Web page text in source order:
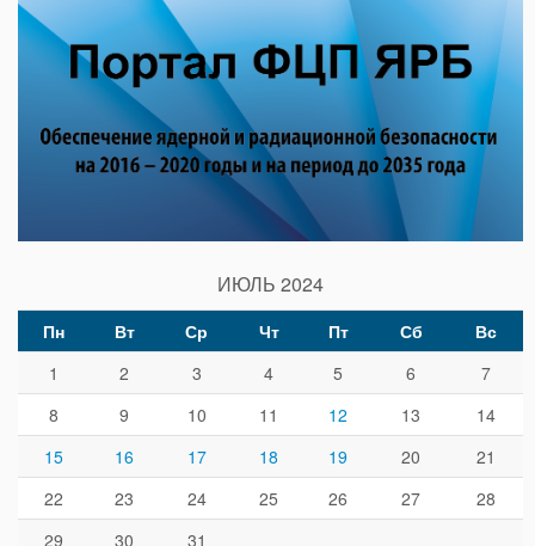
ИЮЛЬ 2024
Пн Вт Ср Чт Пт Сб
Вс
1
2 3 4 5 6
7
8
9 10 11 12 13
14
15
16 17 18 19 20
21
22
23 24 25 26 27
28
29
30 31